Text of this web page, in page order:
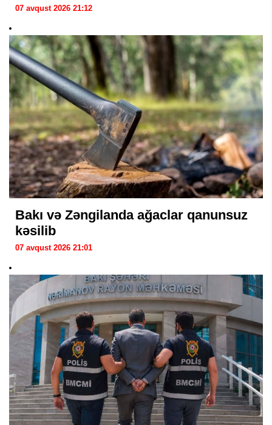
07 avqust 2026 21:12
Bakı və Zəngilanda ağaclar qanunsuz
kəsilib
07 avqust 2026 21:01